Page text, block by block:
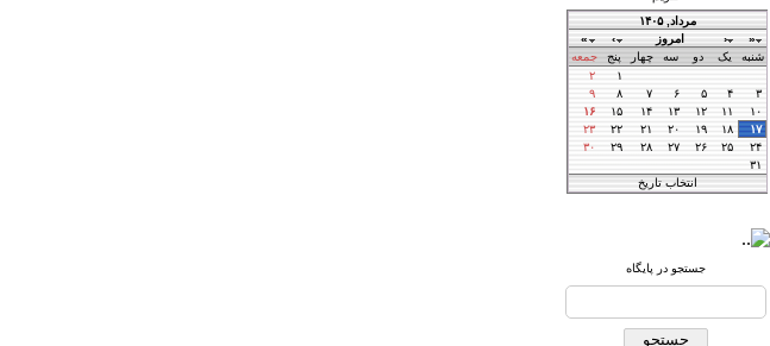
فصلنامه
اقتصاد کشاورزی
فصلنامه
Agricultural
جستجو در پایگاه